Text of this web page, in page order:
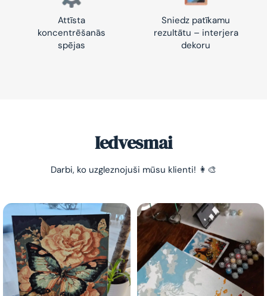
Attīsta
koncentrēšanās
spējas
Sniedz patīkamu
rezultātu – interjera
dekoru
Iedvesmai
Darbi, ko uzgleznojuši mūsu klienti! 👩‍🎨
-10% pirmajam pasūtījumam
GleznoPats.lvPrivātuma politika
SAŅEMT -10%